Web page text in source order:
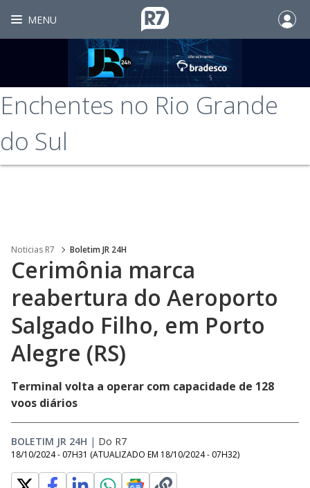
MENU
Enchentes no Rio Grande
do Sul
Noticias R7 Boletim JR 24H
Cerimônia marca
reabertura do Aeroporto
Salgado Filho, em Porto
Alegre (RS)
Terminal volta a operar com capacidade de 128
voos diários
BOLETIM JR 24H | Do R7
18/10/2024 - 07H31 (ATUALIZADO EM 18/10/2024 - 07H32)